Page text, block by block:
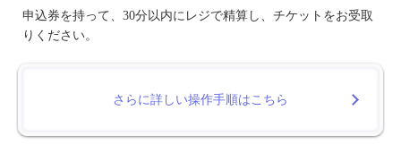
申込券を持って、30分以内にレジで精算し、チケットをお受取
りください。
さらに詳しい操作手順はこちら